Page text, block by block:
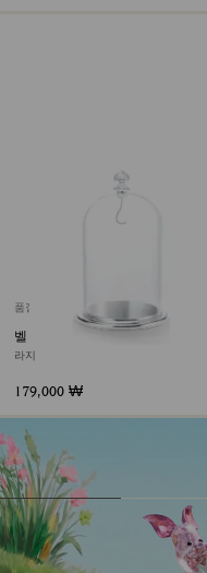
품절
벨 자 디스플레이
라지
179,000 ₩